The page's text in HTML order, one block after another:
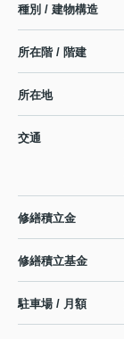
種別 / 建物構造
所在階 / 階建
所在地
交通
修繕積立金
修繕積立基金
駐車場 / 月額